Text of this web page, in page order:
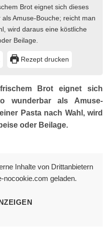
Brot eignet sich dieses
Amuse-Bouche; reicht man
wird daraus eine köstliche
Beilage.
Rezept drucken
Brot eignet sich
wunderbar als Amuse-
Pasta nach Wahl, wird
oder Beilage.
Inhalte von Drittanbietern
nocookie.com geladen.